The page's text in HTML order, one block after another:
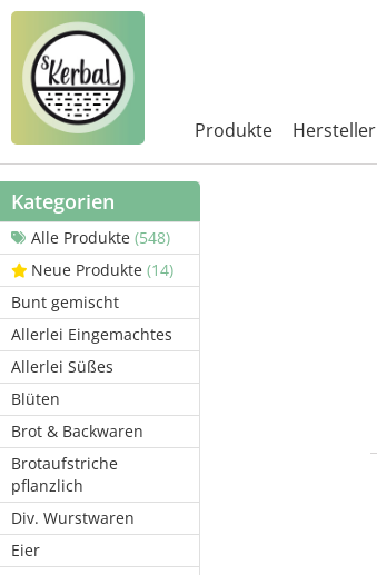
Produkte Hersteller
Kategorien
Alle Produkte (548)
Neue Produkte (14)
Bunt gemischt
Allerlei Eingemachtes
Allerlei Süßes
Blüten
Brot & Backwaren
Brotaufstriche
pflanzlich
Div. Wurstwaren
Eier